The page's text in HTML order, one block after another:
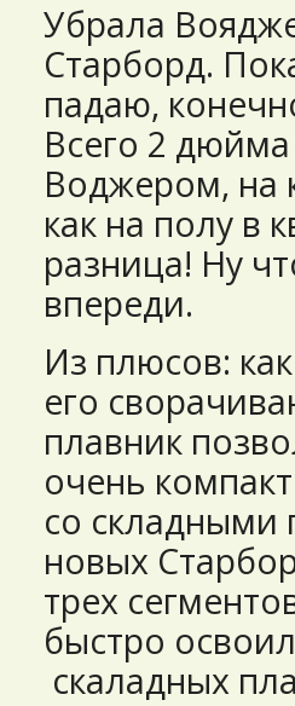
Убрала
Старборд.
падаю,
Всего 2
Воджером, на
как на полу в
разница! Ну
впереди.
Из плюсов:
его
плавник
очень
со складными
новых
трех
быстро
скаладных